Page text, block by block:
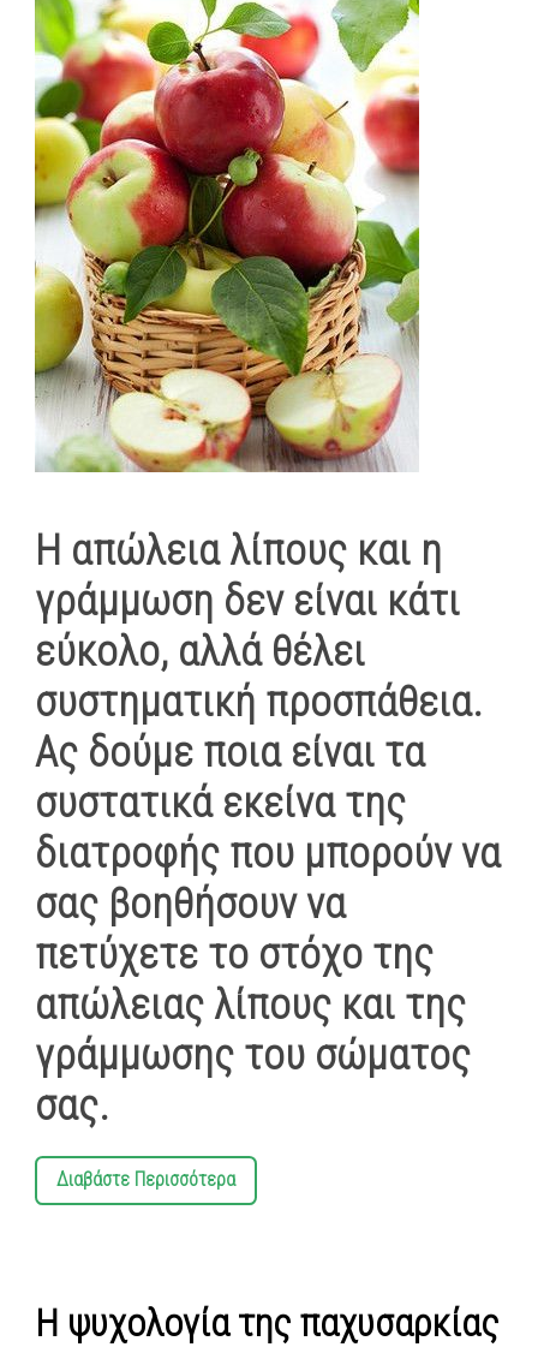
Η απώλεια λίπους και η
γράμμωση δεν είναι κάτι
εύκολο, αλλά θέλει
συστηματική προσπάθεια.
Ας δούμε ποια είναι τα
συστατικά εκείνα της
διατροφής που μπορούν να
σας βοηθήσουν να
πετύχετε το στόχο της
απώλειας λίπους και της
γράμμωσης του σώματος
σας.
Διαβάστε Περισσότερα
Η ψυχολογία της παχυσαρκίας